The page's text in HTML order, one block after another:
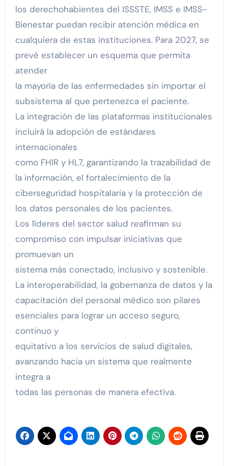
los derechohabientes del ISSSTE, IMSS e IMSS-
Bienestar puedan recibir atención médica en
cualquiera de estas instituciones. Para 2027, se
prevé establecer un esquema que permita
atender
la mayoría de las enfermedades sin importar el
subsistema al que pertenezca el paciente.
La integración de las plataformas institucionales
incluirá la adopción de estándares
internacionales
como FHIR y HL7, garantizando la trazabilidad de
la información, el fortalecimiento de la
ciberseguridad hospitalaria y la protección de
los datos personales de los pacientes.
Los líderes del sector salud reafirman su
compromiso con impulsar iniciativas que
promuevan un
sistema más conectado, inclusivo y sostenible.
La interoperabilidad, la gobernanza de datos y la
capacitación del personal médico son pilares
esenciales para lograr un acceso seguro,
continuo y
equitativo a los servicios de salud digitales,
avanzando hacia un sistema que realmente
integra a
todas las personas de manera efectiva.